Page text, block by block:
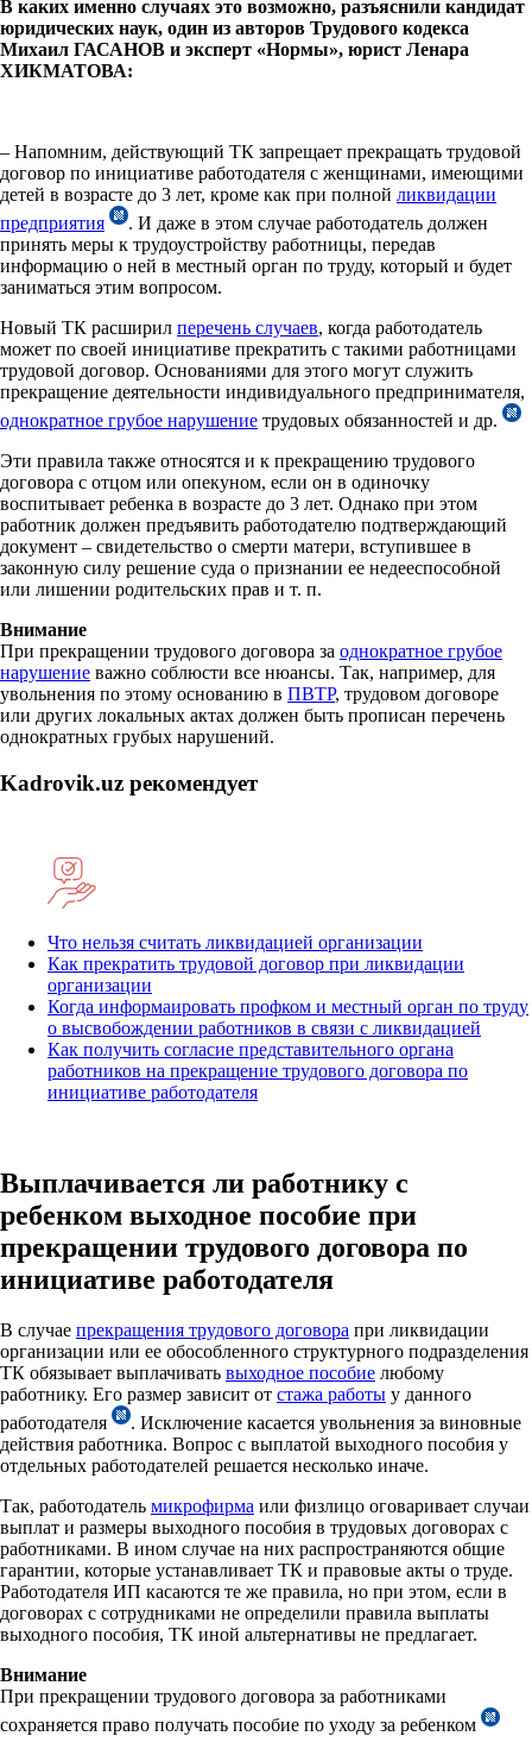
В каких именно случаях это возможно, разъяснили кандидат
юридических наук, один из авторов Трудового кодекса
Михаил ГАСАНОВ и эксперт «Нормы», юрист Ленара
ХИКМАТОВА:
– Напомним, действующий ТК запрещает прекращать трудовой
договор по инициативе работодателя с женщинами, имеющими
детей в возрасте до 3 лет, кроме как при полной ликвидации
предприятия
. И даже в этом случае работодатель должен
принять меры к трудоустройству работницы, передав
информацию о ней в местный орган по труду, который и будет
заниматься этим вопросом.
Новый ТК расширил перечень случаев, когда работодатель
может по своей инициативе прекратить с такими работницами
трудовой договор. Основаниями для этого могут служить
прекращение деятельности индивидуального предпринимателя,
однократное грубое нарушение трудовых обязанностей и др.
Эти правила также относятся и к прекращению трудового
договора с отцом или опекуном, если он в одиночку
воспитывает ребенка в возрасте до 3 лет. Однако при этом
работник должен предъявить работодателю подтверждающий
документ – свидетельство о смерти матери, вступившее в
законную силу решение суда о признании ее недееспособной
или лишении родительских прав и т. п.
Внимание
При прекращении трудового договора за однократное грубое
нарушение важно соблюсти все нюансы. Так, например, для
увольнения по этому основанию в ПВТР, трудовом договоре
или других локальных актах должен быть прописан перечень
однократных грубых нарушений.
Kadrovik.uz рекомендует
Что нельзя считать ликвидацией организации
Как прекратить трудовой договор при ликвидации
организации
Когда информаировать профком и местный орган по труду
о высвобождении работников в связи с ликвидацией
Как получить согласие представительного органа
работников на прекращение трудового договора по
инициативе работодателя
Выплачивается ли работнику с
ребенком выходное пособие при
прекращении трудового договора по
инициативе работодателя
В случае прекращения трудового договора при ликвидации
организации или ее обособленного структурного подразделения
ТК обязывает выплачивать выходное пособие любому
работнику. Его размер зависит от стажа работы у данного
работодателя
. Исключение касается увольнения за виновные
действия работника. Вопрос с выплатой выходного пособия у
отдельных работодателей решается несколько иначе.
Так, работодатель микрофирма или физлицо оговаривает случаи
выплат и размеры выходного пособия в трудовых договорах с
работниками. В ином случае на них распространяются общие
гарантии, которые устанавливает ТК и правовые акты о труде.
Работодателя ИП касаются те же правила, но при этом, если в
договорах с сотрудниками не определили правила выплаты
выходного пособия, ТК иной альтернативы не предлагает.
Внимание
При прекращении трудового договора за работниками
сохраняется право получать пособие по уходу за ребенком